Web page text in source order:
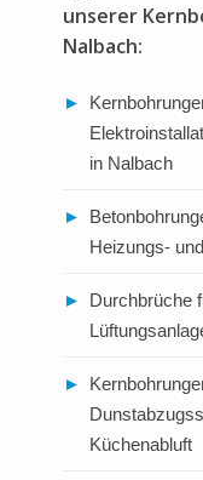
unserer
Nalbach:
►
in Nalbach
►
Heizungs-
►
Durchbrüche
►
Küchenabluft